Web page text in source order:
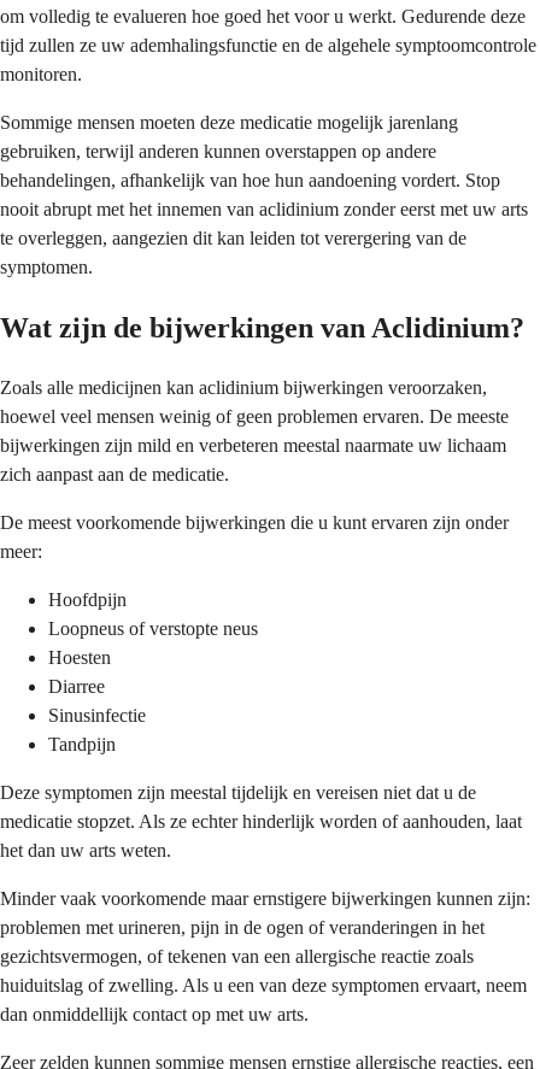
om volledig te evalueren hoe goed het voor u werkt. Gedurende deze
tijd zullen ze uw ademhalingsfunctie en de algehele symptoomcontrole
monitoren.
Sommige mensen moeten deze medicatie mogelijk jarenlang
gebruiken, terwijl anderen kunnen overstappen op andere
behandelingen, afhankelijk van hoe hun aandoening vordert. Stop
nooit abrupt met het innemen van aclidinium zonder eerst met uw arts
te overleggen, aangezien dit kan leiden tot verergering van de
symptomen.
Wat zijn de bijwerkingen van Aclidinium?
Zoals alle medicijnen kan aclidinium bijwerkingen veroorzaken,
hoewel veel mensen weinig of geen problemen ervaren. De meeste
bijwerkingen zijn mild en verbeteren meestal naarmate uw lichaam
zich aanpast aan de medicatie.
De meest voorkomende bijwerkingen die u kunt ervaren zijn onder
meer:
Hoofdpijn
Loopneus of verstopte neus
Hoesten
Diarree
Sinusinfectie
Tandpijn
Deze symptomen zijn meestal tijdelijk en vereisen niet dat u de
medicatie stopzet. Als ze echter hinderlijk worden of aanhouden, laat
het dan uw arts weten.
Minder vaak voorkomende maar ernstigere bijwerkingen kunnen zijn:
problemen met urineren, pijn in de ogen of veranderingen in het
gezichtsvermogen, of tekenen van een allergische reactie zoals
huiduitslag of zwelling. Als u een van deze symptomen ervaart, neem
dan onmiddellijk contact op met uw arts.
Zeer zelden kunnen sommige mensen ernstige allergische reacties, een